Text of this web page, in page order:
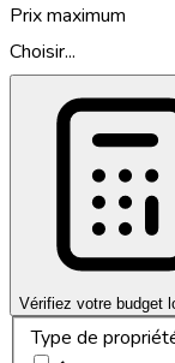
Prix maximum
Choisir...
Vérifiez votre budget
Type de